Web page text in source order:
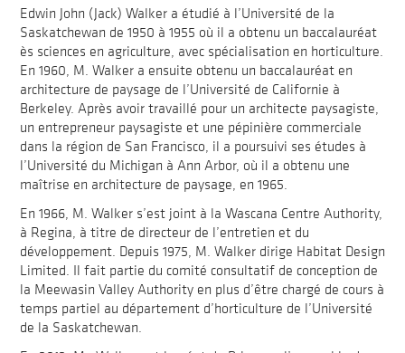
Edwin John (Jack) Walker a étudié à l’Université de la
Saskatchewan de 1950 à 1955 où il a obtenu un baccalauréat
ès sciences en agriculture, avec spécialisation en horticulture.
En 1960, M. Walker a ensuite obtenu un baccalauréat en
architecture de paysage de l’Université de Californie à
Berkeley. Après avoir travaillé pour un architecte paysagiste,
un entrepreneur paysagiste et une pépinière commerciale
dans la région de San Francisco, il a poursuivi ses études à
l’Université du Michigan à Ann Arbor, où il a obtenu une
maîtrise en architecture de paysage, en 1965.
En 1966, M. Walker s’est joint à la Wascana Centre Authority,
à Regina, à titre de directeur de l’entretien et du
développement. Depuis 1975, M. Walker dirige Habitat Design
Limited. Il fait partie du comité consultatif de conception de
la Meewasin Valley Authority en plus d’être chargé de cours à
temps partiel au département d’horticulture de l’Université
de la Saskatchewan.